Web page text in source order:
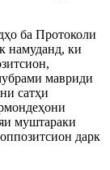
ба Протоколи
намуданд, ки
мавриди
сатҳи
муштараки
дарк